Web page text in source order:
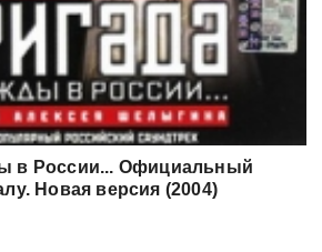
в России... Официальный
Новая версия (2004)